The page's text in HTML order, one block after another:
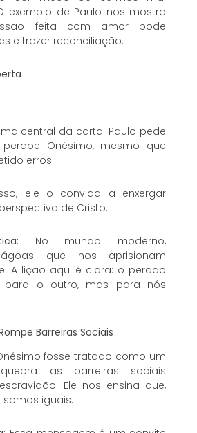
exemplo de Paulo nos mostra
feita com amor pode
e trazer reconciliação.
central da carta. Paulo pede
Onésimo, mesmo que
erros.
ele o convida a enxergar
de Cristo.
No mundo moderno,
que nos aprisionam
A lição aqui é clara: o perdão
o outro, mas para nós
Barreiras Sociais
fosse tratado como um
as barreiras sociais
Ele nos ensina que,
somos iguais.